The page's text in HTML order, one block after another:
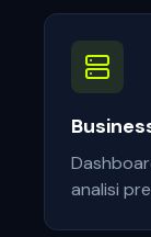
analisi